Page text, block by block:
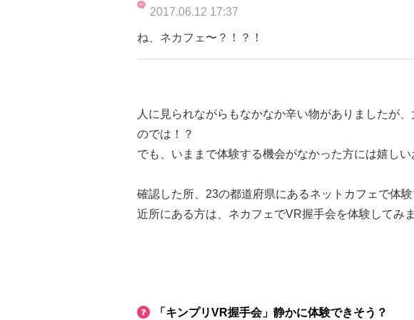
2017.06.12 17:37
ね、ネカフェ〜？！？！
人に見られながらもなかなか辛い物がありましたが
のでは！？
でも、いままで体験する機会がなかった方には嬉しい
確認した所、23の都道府県にあるネットカフェで体験
近所にある方は、ネカフェでVR握手会を体験してみ
「キンプリVR握手会」静かに体験できそう？